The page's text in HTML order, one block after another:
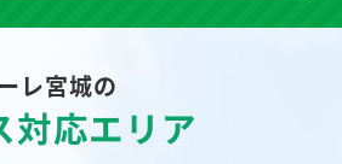
レ宮城の
対応エリア